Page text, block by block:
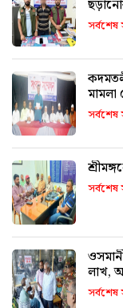
সর্বশেষ
কদমতলী
মামলা
সর্বশেষ
সর্বশেষ
লাখ,
সর্বশেষ